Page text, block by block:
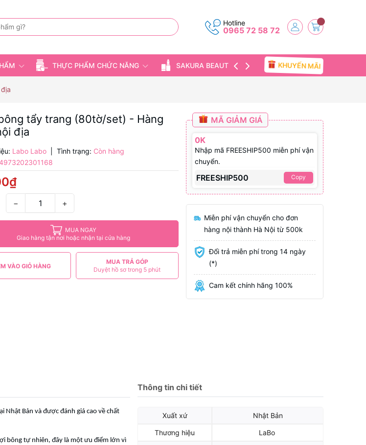
Hotline
0965 72 58 72
THỰC PHẨM CHỨC NĂNG SAKURA BEAUTY TIN TỨC
KHUYẾN MÃI
tẩy trang (80tờ/set) - Hàng
địa
Labo Labo Tình trạng: Còn hàng
− +
MUA NGAY
Giao hàng tận nơi hoặc nhận tại cửa hàng
VÀO GIỎ HÀNG
MUA TRẢ GÓP
Duyệt hồ sơ trong 5 phút
MÃ GIẢM GIÁ
0K
Nhập mã FREESHIP500 miễn phí vận
chuyển.
FREESHIP500 Copy
Miễn phí vận chuyển cho đơn
hàng nội thành Hà Nội từ 500k
Đổi trả miễn phí trong 14 ngày
(*)
Cam kết chính hãng 100%
Nhật Bản và được đánh giá cao về chất
bông tự nhiên, đây là một ưu điểm lớn vì
Thông tin chi tiết
Xuất xứ Nhật Bản
Thương hiệu LaBo